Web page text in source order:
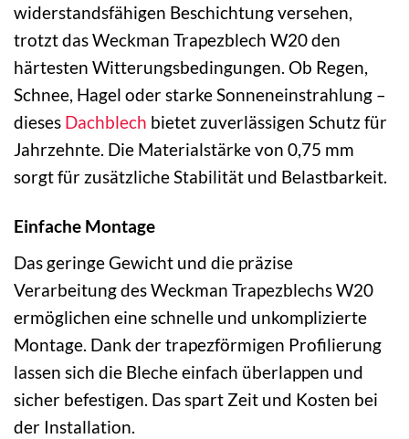
widerstandsfähigen Beschichtung versehen,
trotzt das Weckman Trapezblech W20 den
härtesten Witterungsbedingungen. Ob Regen,
Schnee, Hagel oder starke Sonneneinstrahlung –
dieses Dachblech bietet zuverlässigen Schutz für
Jahrzehnte. Die Materialstärke von 0,75 mm
sorgt für zusätzliche Stabilität und Belastbarkeit.
Einfache Montage
Das geringe Gewicht und die präzise
Verarbeitung des Weckman Trapezblechs W20
ermöglichen eine schnelle und unkomplizierte
Montage. Dank der trapezförmigen Profilierung
lassen sich die Bleche einfach überlappen und
sicher befestigen. Das spart Zeit und Kosten bei
der Installation.